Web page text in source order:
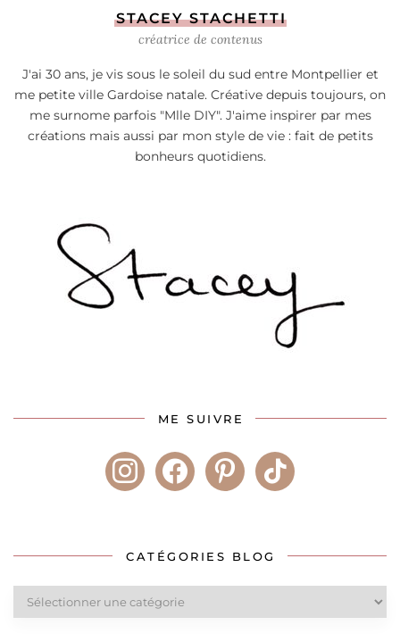
STACEY STACHETTI
créatrice de contenus
J'ai 30 ans, je vis sous le soleil du sud entre Montpellier et
me petite ville Gardoise natale. Créative depuis toujours, on
me surnome parfois "Mlle DIY". J'aime inspirer par mes
créations mais aussi par mon style de vie : fait de petits
bonheurs quotidiens.
ME SUIVRE
instagramfacebookpinteresttiktok
CATÉGORIES BLOG
Catégories
blog